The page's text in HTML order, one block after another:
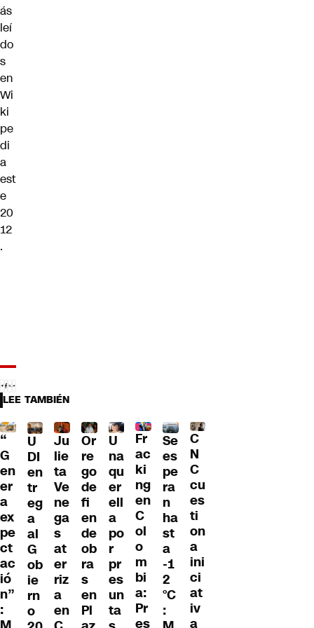
ás
leí
do
s
en
Wi
ki
pe
di
a
est
e
20
12
.
LEE TAMBIÉN
“
G
en
er
a
ex
pe
ct
ac
ió
n”
:
U
DI
en
tr
eg
a
al
G
ob
ie
rn
o
Ju
lie
ta
Ve
ne
ga
s
at
er
riz
a
en
Or
re
go
de
fi
en
de
ob
ra
s
en
Pl
U
na
qu
er
ell
a
po
r
pr
es
un
ta
Fr
ac
ki
ng
en
C
ol
o
m
bi
a:
Pr
es
Se
es
pe
ra
n
ha
st
a
-1
2
°C
:
C
N
C
cu
es
ti
on
a
ini
ci
at
iv
a